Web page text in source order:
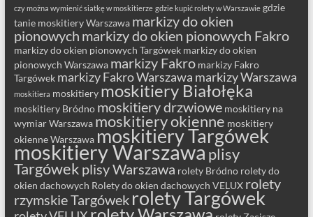
czy można wymienić siatkę w moskitierze gdzie kupić rolety w Warszawie gdzie
tanie moskitiery Warszawa markizy do okien
pionowych markizy do okien pionowych Fakro
markizy do okien pionowych Targówek markizy do okien
pionowych Warszawa markizy Fakro markizy Fakro
Targówek markizy Fakro Warszawa markizy Warszawa
moskitiera moskitiery moskitiery Białołęka
moskitiery Bródno moskitiery drzwiowe moskitiery na
wymiar Warszawa moskitiery okienne moskitiery
okienne Warszawa moskitiery Targówek
moskitiery Warszawa plisy
Targówek plisy Warszawa rolety Bródno rolety do
okien dachowych Rolety do okien dachowych VELUX rolety
rzymskie Targówek rolety Targówek